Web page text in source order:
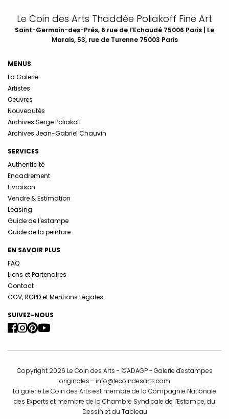
Le Coin des Arts Thaddée Poliakoff Fine Art
Saint-Germain-des-Prés, 6 rue de l’Echaudé 75006 Paris | Le
Marais, 53, rue de Turenne 75003 Paris
MENUS
La Galerie
Artistes
Oeuvres
Nouveautés
Archives Serge Poliakoff
Archives Jean-Gabriel Chauvin
SERVICES
Authenticité
Encadrement
Livraison
Vendre & Estimation
Leasing
Guide de l'estampe
Guide de la peinture
EN SAVOIR PLUS
FAQ
Liens et Partenaires
Contact
CGV, RGPD et Mentions Légales
SUIVEZ-NOUS
Copyright 2026 Le Coin des Arts - ©ADAGP - Galerie d'estampes
originales - info@lecoindesarts.com
La galerie Le Coin des Arts est membre de la Compagnie Nationale
des Experts et membre de la Chambre Syndicale de l’Estampe, du
Dessin et du Tableau